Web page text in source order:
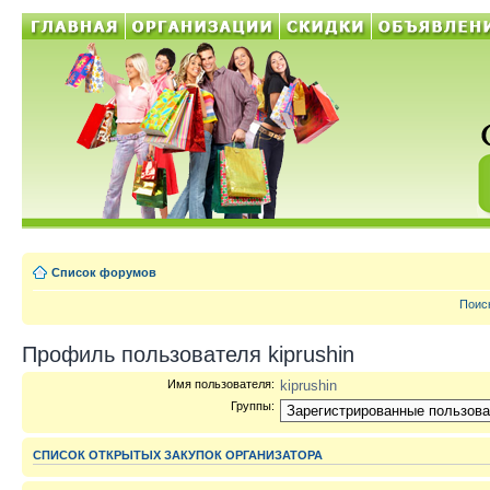
Список форумов
Профиль пользователя kiprushin
Имя пользователя: kiprushin
Группы:
СПИСОК ОТКРЫТЫХ ЗАКУПОК ОРГАНИЗАТОРА